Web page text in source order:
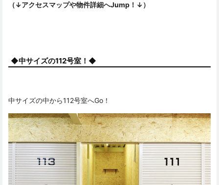
（↓アクセスマップや物件詳細へJump！↓）
◆中サイズの112号室！◆
中サイズの中から112号室へGo！